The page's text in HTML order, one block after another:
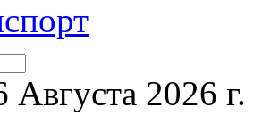
Августа 2026 г.